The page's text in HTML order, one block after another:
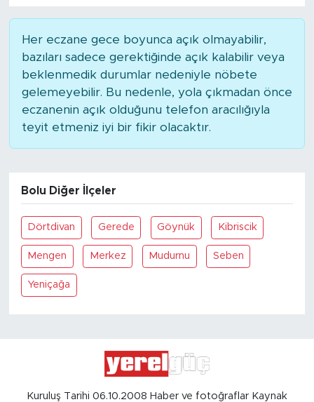
Her eczane gece boyunca açık olmayabilir,
bazıları sadece gerektiğinde açık kalabilir veya
beklenmedik durumlar nedeniyle nöbete
gelemeyebilir. Bu nedenle, yola çıkmadan önce
eczanenin açık olduğunu telefon aracılığıyla
teyit etmeniz iyi bir fikir olacaktır.
Bolu Diğer İlçeler
Dörtdivan Gerede Göynük Kibriscik
Mengen Merkez Mudurnu Seben
Yeniçağa
Kuruluş Tarihi 06.10.2008 Haber ve fotoğraflar Kaynak